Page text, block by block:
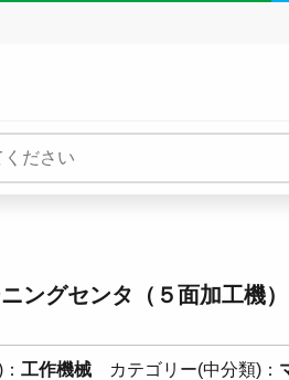
ングセンタ（５面加工機
工作機械 カテゴリー(中分類)